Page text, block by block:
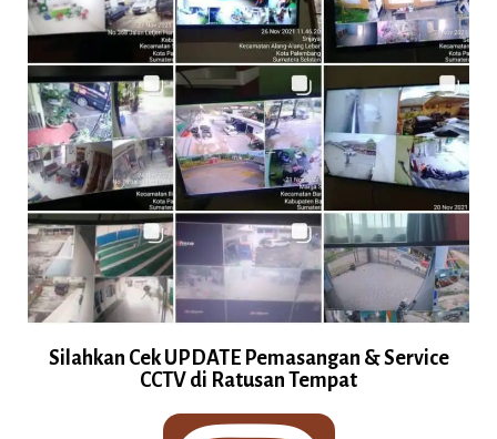
Silahkan Cek UPDATE Pemasangan & Service
CCTV di Ratusan Tempat